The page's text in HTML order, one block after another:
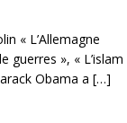
« L’Allemagne
guerres », « L’islam
Obama a […]